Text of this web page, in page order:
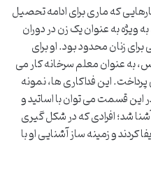
که ماری برای ادامه تحصیل
ویژه به عنوان یک زن در دوران
زنان محدود بود. او برای
به عنوان معلم سرخانه کار می
این فداکاری ها، نمونه
این قسمت می توان با اساتید و
شد؛ افرادی که در شکل گیری
و زمینه ساز آشنایی او با